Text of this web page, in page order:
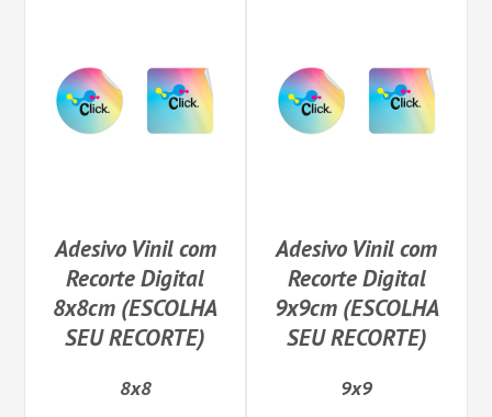
Adesivo Vinil com
Recorte Digital
8x8cm (ESCOLHA
SEU RECORTE)
8x8
Adesivo Vinil com
Recorte Digital
9x9cm (ESCOLHA
SEU RECORTE)
9x9